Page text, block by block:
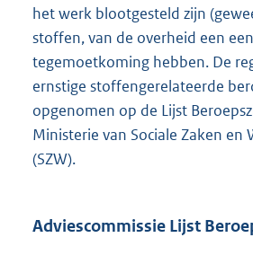
het werk blootgesteld zijn
stoffen, van de overheid een
tegemoetkoming hebben. De
ernstige stoffengerelateerde
opgenomen op de Lijst
Ministerie van Sociale Zaken en
(SZW).
Adviescommissie Lijst